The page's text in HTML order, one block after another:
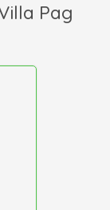
Pag